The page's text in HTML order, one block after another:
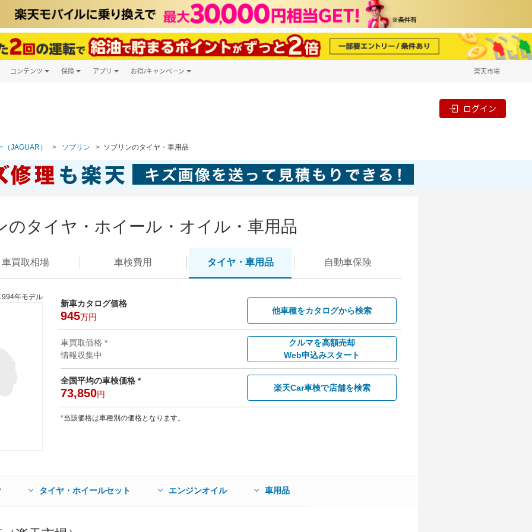
コンテンツ 保険 アプリ お得/キャンペーン 楽天市場
ログイン
（JAGUAR） ソブリン ソブリンのタイヤ・車用品
のタイヤ・ホイール・オイル・車用品
車買取相場 車検費用 タイヤ・ 車用品 自動車保険
年モデル
新車カタログ価格
945万円
他車種をカタログから検索
車買取価格 *
情報収集中
クルマを高額売却
Web申込みスタート
全国平均の車検価格 *
73,850円
楽天Car車検で店舗を検索
*当該価格は車種別の価格となります。
タイヤ・ホイールセット エンジンオイル 車用品